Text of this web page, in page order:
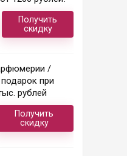
Получить
скидку
/
при
рублей
Получить
скидку